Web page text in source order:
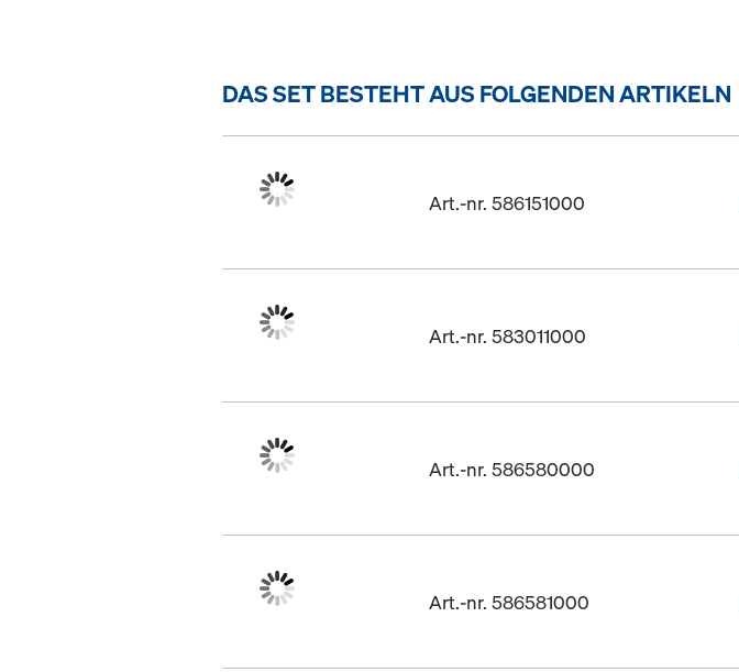
DAS SET BESTEHT AUS FOLGENDEN ARTIKELN
Art.-nr. 586151000
Art.-nr. 583011000
Art.-nr. 586580000
Art.-nr. 586581000